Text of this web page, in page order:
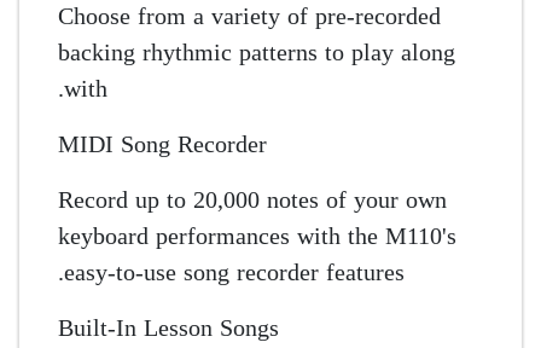
Choose from a variety of pre-recorded
backing rhythmic patterns to play along
with.
MIDI Song Recorder
Record up to 20,000 notes of your own
keyboard performances with the M110's
easy-to-use song recorder features.
Built-In Lesson Songs